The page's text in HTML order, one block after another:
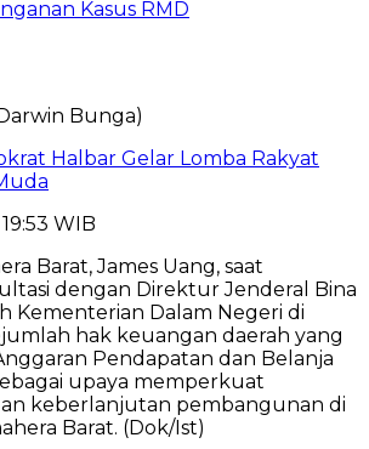
Kasus RMD
Halbar Gelar Lomba Rakyat
WIB